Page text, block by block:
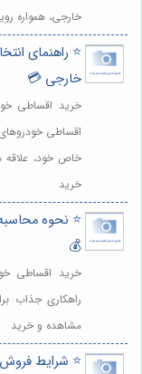
خارجی، همواره
⭐️ راهنمای
خارجی 💳
خرید اقساطی
اقساطی
خاص خود،
خرید
⭐️ نحوه
💰
خرید اقساطی
راهکاری جذاب
مشاهده و خرید
⭐️ شرایط